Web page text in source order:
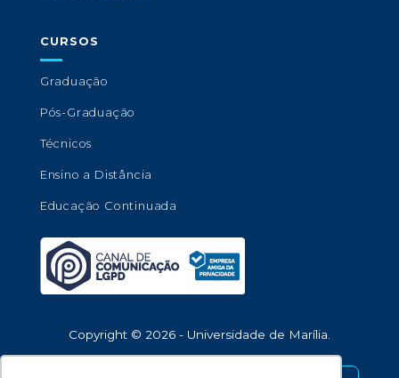
CURSOS
Graduação
Pós-Graduação
Técnicos
Ensino a Distância
Educação Continuada
Copyright © 2026 - Universidade de Marília.